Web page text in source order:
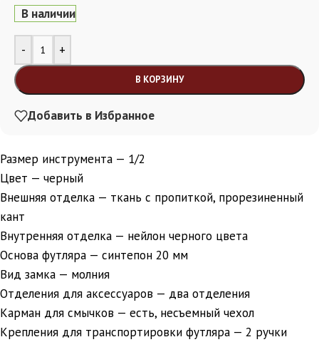
В наличии
- +
В КОРЗИНУ
Alternative:
Добавить в Избранное
Размер инструмента — 1/2
Цвет — черный
Внешняя отделка — ткань с пропиткой, прорезиненный
кант
Внутренняя отделка — нейлон черного цвета
Основа футляра — синтепон 20 мм
Вид замка — молния
Отделения для аксессуаров — два отделения
Карман для смычков — есть, несъемный чехол
Крепления для транспортировки футляра — 2 ручки